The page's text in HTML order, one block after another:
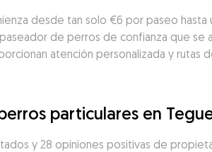
desde tan solo €6 por paseo
de perros de confianza que se
atención personalizada y rutas
particulares en
y 28 opiniones positivas de